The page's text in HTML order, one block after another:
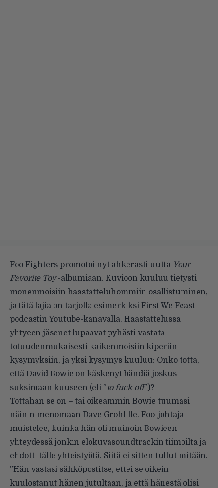
Foo Fighters promotoi nyt ahkerasti uutta Your
Favorite Toy-albumiaan. Kuvioon kuuluu tietysti
monenmoisiin haastatteluhommiin osallistuminen,
ja tätä lajia on tarjolla esimerkiksi First We Feast -
podcastin Youtube-kanavalla. Haastattelussa
yhtyeen jäsenet lupaavat pyhästi vastata
totuudenmukaisesti kaikenmoisiin kiperiin
kysymyksiin, ja yksi kysymys kuuluu: Onko totta,
että David Bowie on käskenyt bändiä joskus
suksimaan kuuseen (eli ”to fuck off”)?
Tottahan se on – tai oikeammin Bowie tuumasi
näin nimenomaan Dave Grohlille. Foo-johtaja
muistelee, kuinka hän oli muinoin Bowieen
yhteydessä jonkin elokuvasoundtrackin tiimoilta ja
ehdotti tälle yhteistyötä. Siitä ei sitten tullut mitään.
”Hän vastasi sähköpostitse, ettei se oikein
kuulostanut hänen jutultaan, ja että hänestä olisi